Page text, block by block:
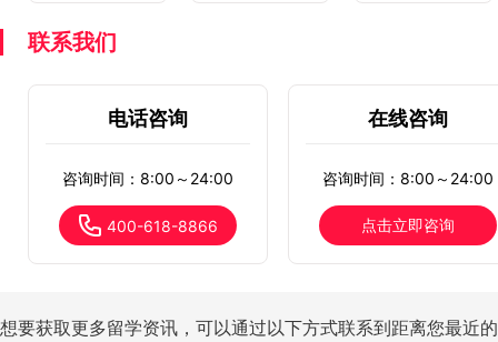
联系我们
电话咨询
咨询时间：8:00～24:00
400-618-8866
在线咨询
咨询时间：8:00～24:00
点击立即咨询
想要获取更多留学资讯，可以通过以下方式联系到距离您最近